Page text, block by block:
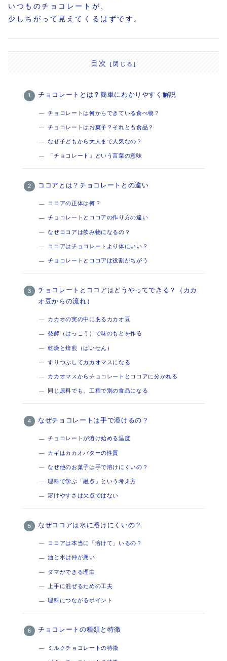
いつものチョコレートが、
少しちがって見えてくるはずです。
目次
チョコレートとは？簡単にわかりやすく解説
チョコレートは何からできている食べ物？
チョコレートはお菓子？それとも食品？
なぜ子どもから大人まで人気なの？
「チョコレート」という言葉の意味
ココアとは？チョコレートとの違い
ココアの正体は何？
チョコレートとココアの作り方の違い
なぜココアは飲み物になるの？
ココアはチョコレートより体にいい？
チョコレートとココアは役割がちがう
チョコレートとココアはどうやってできる？（カカ
オ豆からの流れ）
カカオの実の中にあるカカオ豆
発酵（はっこう）で味のもとを作る
乾燥と焙煎（ばいせん）
すりつぶしてカカオマスになる
カカオマスからチョコレートとココアに分かれる
同じ原料でも、工程で別の食品になる
なぜチョコレートは手で溶けるの？
チョコレートが溶け始める温度
カギはカカオバターの性質
なぜ他のお菓子は手で溶けにくいの？
理科で学ぶ「融点」という考え方
溶けやすさは欠点ではない
なぜココアは水に溶けにくいの？
ココアは本当に「溶けて」いるの？
油と水は仲が悪い
ダマができる理由
上手に混ぜるための工夫
理科につながるポイント
チョコレートの種類と特徴
ミルクチョコレートの特徴